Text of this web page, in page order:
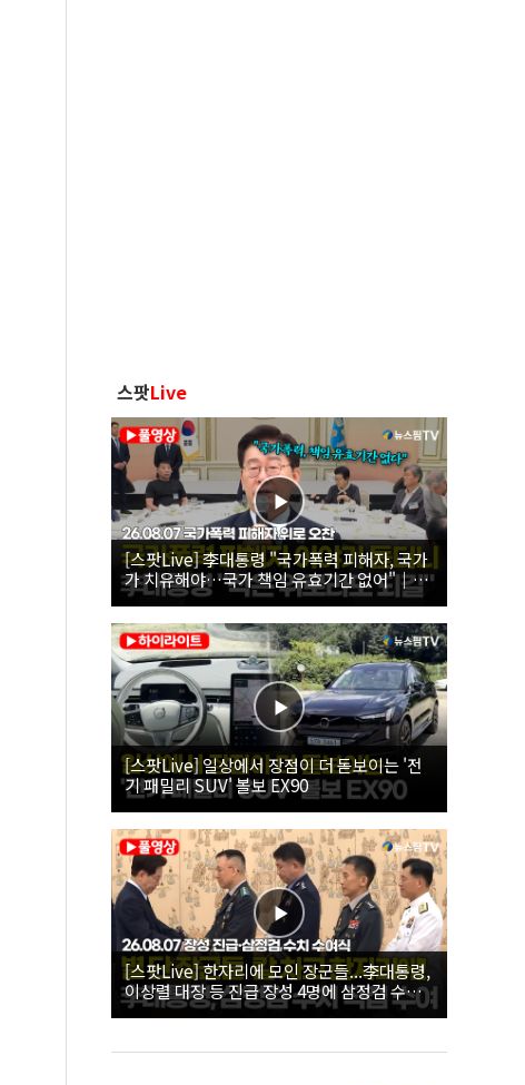
스팟Live
[스팟Live] 李대통령 "국가폭력 피해자, 국가
가 치유해야…국가 책임 유효기간 없어"｜
26.08.07 국가폭력 피해자 위로 오찬
[스팟Live] 일상에서 장점이 더 돋보이는 '전
기 패밀리 SUV' 볼보 EX90
[스팟Live] 한자리에 모인 장군들...李대통령,
이상렬 대장 등 진급 장성 4명에 삼정검 수치
직접 수여｜26.08.07 장성 진급·삼정검 수치